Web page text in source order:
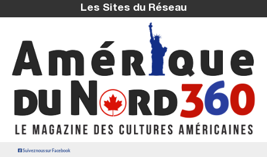
Les Sites du Réseau
Suivez nous sur Facebook